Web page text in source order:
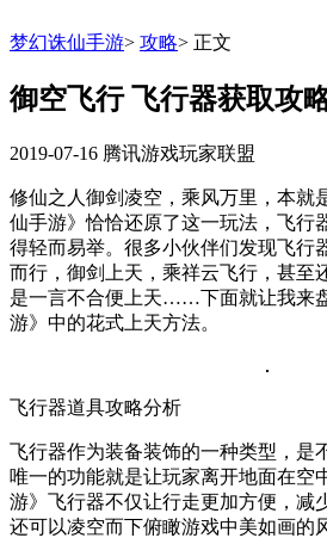
梦幻诛仙手游> 攻略> 正文
御空飞行 飞行器获取攻
2019-07-16 腾讯游戏玩家联盟
修仙之人御剑凌空，乘风万里，本就
仙手游》恰恰还原了这一玩法，飞行
得轻而易举。很多小伙伴们发现飞行
而行，御剑上天，乘祥云飞行，甚至
是一言不合便上天……下面就让我来
游》中的花式上天方法。
飞行器道具攻略分析
飞行器作为装备装饰的一种类型，是
唯一的功能就是让玩家离开地面在空
游》飞行器不仅让行走更加方便，减
还可以凌空而下俯瞰游戏中美如画的